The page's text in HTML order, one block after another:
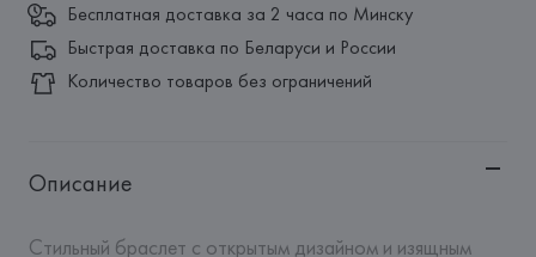
Бесплатная доставка за 2 часа по Минску
Быстрая доставка по Беларуси и России
Количество товаров без ограничений
Описание
Стильный браслет с открытым дизайном и изящным